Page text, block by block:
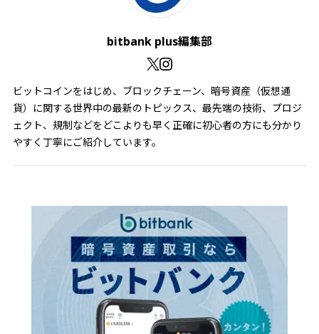
bitbank plus編集部
ビットコインをはじめ、ブロックチェーン、暗号資産（仮想通
貨）に関する世界中の最新のトピックス、最先端の技術、プロジ
ェクト、規制などをどこよりも早く正確に初心者の方にも分かり
やすく丁寧にご紹介しています。